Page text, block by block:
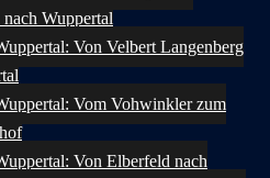
Wuppertal
Von Velbert Langenberg
Vom Vohwinkler zum
Von Elberfeld nach